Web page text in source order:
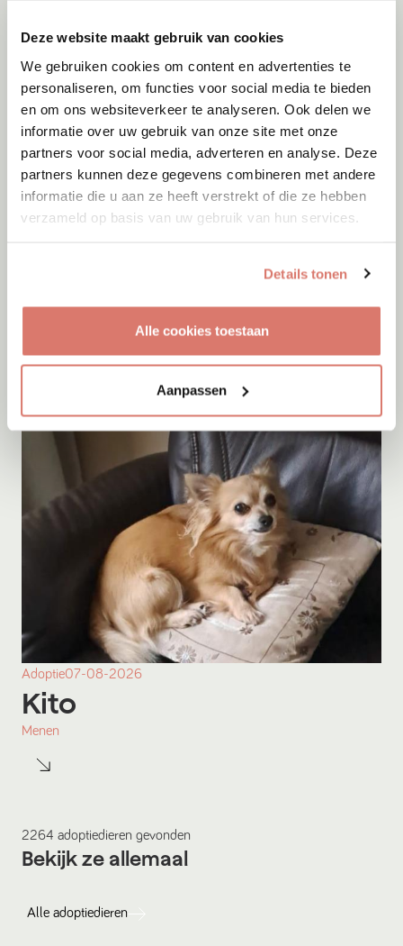
Deze website maakt gebruik van cookies
We gebruiken cookies om content en advertenties te
personaliseren, om functies voor social media te bieden
en om ons websiteverkeer te analyseren. Ook delen we
informatie over uw gebruik van onze site met onze
partners voor social media, adverteren en analyse. Deze
partners kunnen deze gegevens combineren met andere
informatie die u aan ze heeft verstrekt of die ze hebben
verzameld op basis van uw gebruik van hun services.
Details tonen
Alle cookies toestaan
Aanpassen
+ Trece
Spanje
Adoptie07-08-2026
Kito
Menen
2264 adoptiedieren gevonden
Bekijk ze allemaal
Alle adoptiedieren